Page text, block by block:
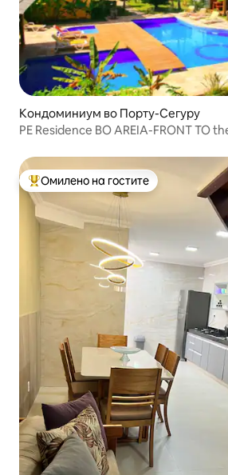
Кондоминиум во Порту-Сегуру
PE Residence ВО AREIA-FRONT TO
Меѓу најуспешните „Омилени на
Омилено на гостите